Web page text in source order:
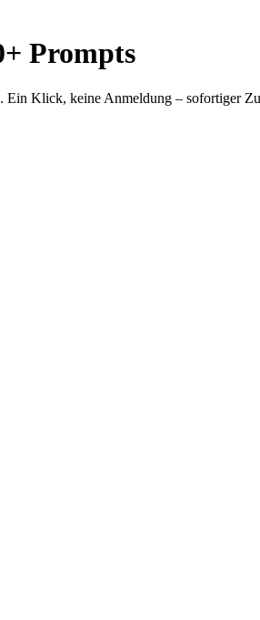
Prompts
Ein Klick, keine Anmeldung – sofortiger